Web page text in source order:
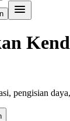

pengisian